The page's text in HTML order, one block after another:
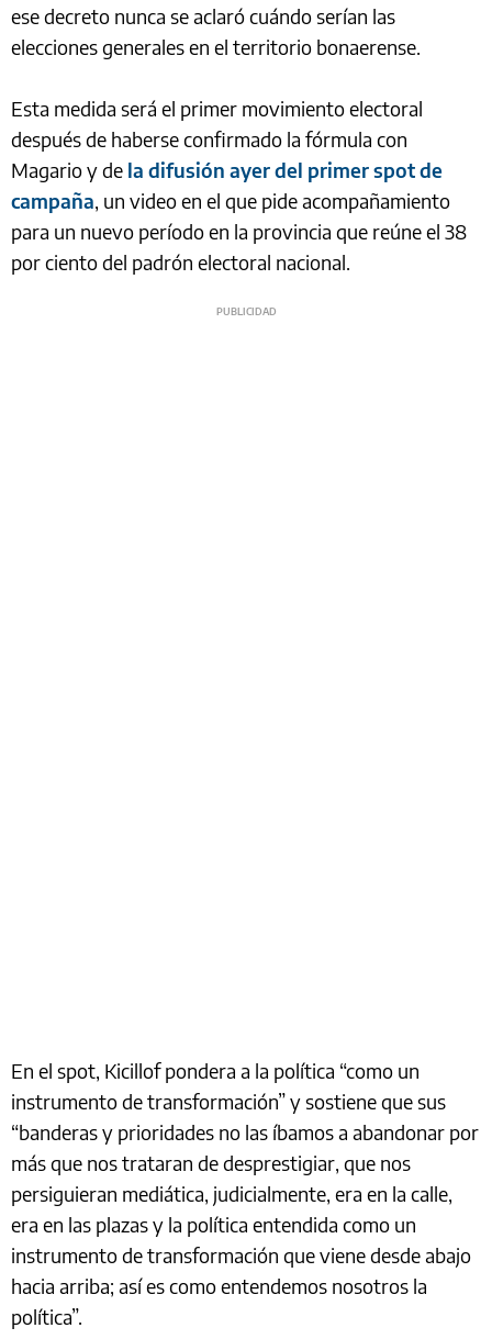
ese decreto nunca se aclaró cuándo serían las
elecciones generales en el territorio bonaerense.
Esta medida será el primer movimiento electoral
después de haberse confirmado la fórmula con
Magario y de la difusión ayer del primer spot de
campaña, un video en el que pide acompañamiento
para un nuevo período en la provincia que reúne el 38
por ciento del padrón electoral nacional.
En el spot, Kicillof pondera a la política “como un
instrumento de transformación” y sostiene que sus
“banderas y prioridades no las íbamos a abandonar por
más que nos trataran de desprestigiar, que nos
persiguieran mediática, judicialmente, era en la calle,
era en las plazas y la política entendida como un
instrumento de transformación que viene desde abajo
hacia arriba; así es como entendemos nosotros la
política”.